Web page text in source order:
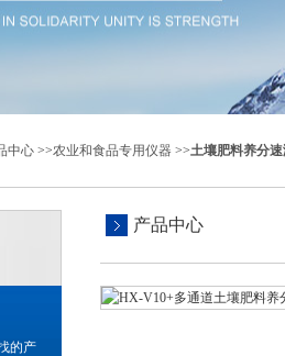
中心 >>农业和食品专用仪器 >>土壤肥料养分
的产
产品中心